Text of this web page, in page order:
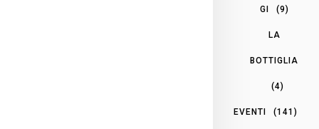
GI (9)
LA
BOTTIGLIA
(4)
EVENTI (141)